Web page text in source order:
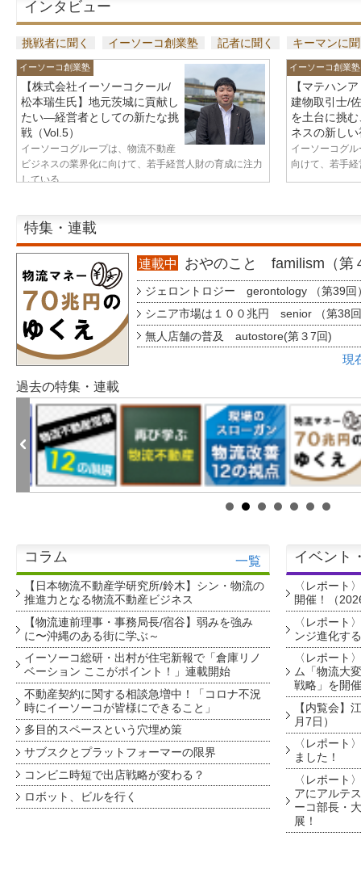
インタビュー
挑戦者に聞く イーソーコ創業塾 記者に聞く キーマンに
イーソーコ創業塾
【株式会社イーソーコクール/
松本瑞生氏】地元茨城に貢献し
たい—経営者としての新たな挑
戦（Vol.5）
イーソーコグループは、物流不動産
ビジネスの業界化に向けて、若手経営人財の育成に注力
している...
イーソーコ創業塾
【マテハン
建物取引士/
を土台に挑
ネスの新し
イーソーコグ
向けて、若手
特集・連載
連載中 おやのこと familism（第
ジェロントロジー gerontology （第39回
シニア市場は１００兆円 senior （第38
無人店舗の普及 autostore(第３7回)
現
過去の特集・連載
コラム 一覧
【日本物流不動産学研究所/鈴木】シン・物流の
推進力となる物流不動産ビジネス
【物流連前理事・事務局長/宿谷】弱みを強み
に〜沖縄のある街に学ぶ～
イーソーコ総研・出村が住宅新報で「倉庫リノ
ベーション ここがポイント！」連載開始
不動産契約に関する相談急増中！「コロナ不況
時にイーソーコが皆様にできること」
多目的スペースという穴埋め策
サブスクとプラットフォーマーの限界
コンビニ時短で出店戦略が変わる？
ロボット、ビルを行く
イベント
〈レポート
開催！（
〈レポート
ンジ進化す
〈レポート
ム「物流大
戦略」を開
【内覧会】
月7日）
〈レポート
ました！
〈レポート
アにアルテ
ーコ部長・
展！